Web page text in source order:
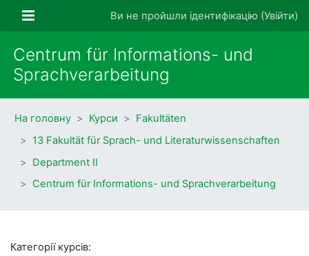
Бокова панельВи не пройшли ідентифікацію (Увійти)
Centrum für Informations- und
Sprachverarbeitung
На головну Курси
Fakultäten
13 Fakultät für Sprach- und Literaturwissenschaften
Department II
Centrum für Informations- und Sprachverarbeitung
Категорії курсів: